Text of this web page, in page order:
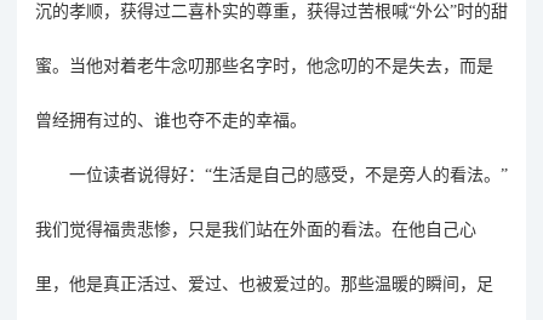
沉的孝顺，获得过二喜朴实的尊重，获得过苦根喊“外公”时的甜
蜜。当他对着老牛念叨那些名字时，他念叨的不是失去，而是
曾经拥有过的、谁也夺不走的幸福。
一位读者说得好： “生活是自己的感受，不是旁人的看法。”
我们觉得福贵悲惨，只是我们站在外面的看法。在他自己心
里，他是真正活过、爱过、也被爱过的。那些温暖的瞬间，足